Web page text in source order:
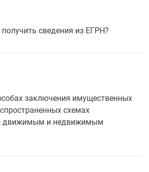
сведения из ЕГРН?
заключения имущественных
схемах
движимым и недвижимым